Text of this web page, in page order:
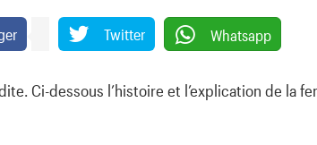
Twitter Whatsapp
Ci-dessous l’histoire et l’explication de la